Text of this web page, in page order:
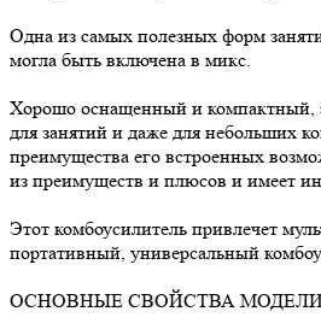
Одна из самых полезных форм
могла быть включена в микс.
Хорошо оснащенный и компактный,
для занятий и даже для небольших
преимущества его встроенных
из преимуществ и плюсов и имеет
Этот комбоусилитель привлечет
портативный, универсальный
ОСНОВНЫЕ СВОЙСТВА